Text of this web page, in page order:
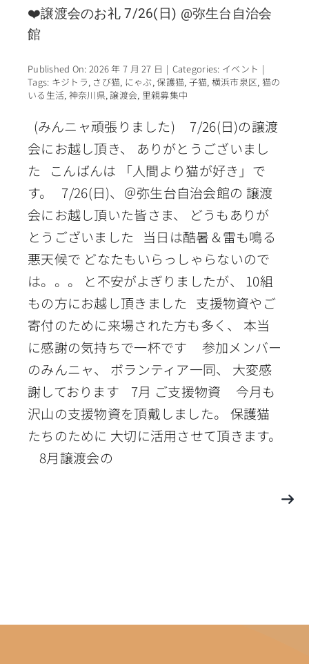
❤️譲渡会のお礼 7/26(日) @弥生台自治会
館
Published On: 2026 年 7 月 27 日 | Categories: イベント |
Tags: キジトラ, さび猫, にゃぶ,保護猫, 子猫, 横浜市泉区, 猫の
いる生活, 神奈川県,譲渡会, 里親募集中
(みんニャ頑張りました) 7/26(日)の譲渡
会にお越し頂き、 ありがとうございまし
た こんばんは 「人間より猫が好き」で
す。 7/26(日)、＠弥生台自治会館の 譲渡
会にお越し頂いた皆さま、 どうもありが
とうございました 当日は酷暑＆雷も鳴る
悪天候で どなたもいらっしゃらないので
は。。。 と不安がよぎりましたが、 10組
もの方にお越し頂きました 支援物資やご
寄付のために来場された方も多く、 本当
に感謝の気持ちで一杯です 参加メンバー
のみんニャ、 ボランティア一同、 大変感
謝しております 7月 ご支援物資 今月も
沢山の支援物資を頂戴しました。 保護猫
たちのために 大切に活用させて頂きます。
8月譲渡会の